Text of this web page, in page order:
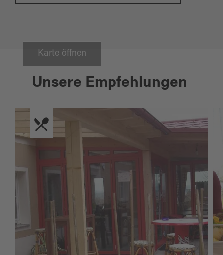
Karte öffnen
Unsere Empfehlungen